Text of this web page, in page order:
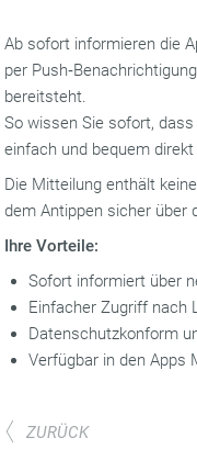
Ab sofort informieren die
per
bereitsteht.
So wissen Sie sofort,
einfach und bequem
Die Mitteilung enthält
dem Antippen sicher über
Ihre Vorteile:
Sofort informiert über
Einfacher Zugriff nach
Datenschutzkonform
Verfügbar in den Apps
ZURÜCK